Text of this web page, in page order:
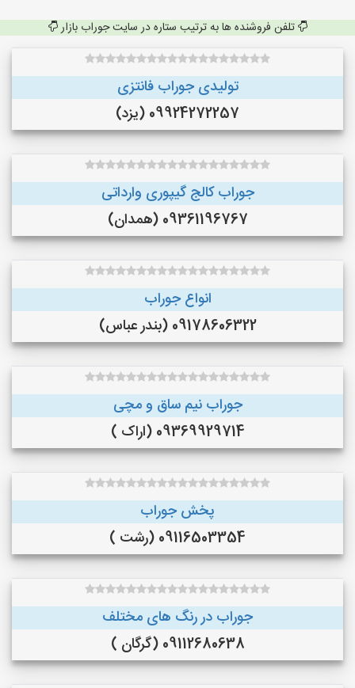
تلفن فروشنده ها به ترتیب ستاره در سایت جوراب بازار
تولیدی جوراب فانتزی
09924272257 (یزد)
جوراب کالج گیپوری وارداتی
09361196767 (همدان)
انواع جوراب
09178606322 (بندر عباس)
جوراب نیم ساق و مچی
09369929714 (اراک )
پخش جوراب
09116503354 (رشت )
جوراب در رنگ‌ های مختلف
09112680638 (گرگان )